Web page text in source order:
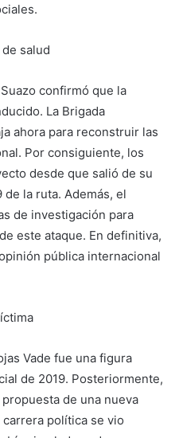
salud
confirmó que la
La Brigada
ahora para reconstruir las
Por consiguiente, los
desde que salió de su
la ruta. Además, el
de investigación para
este ataque. En definitiva,
pública internacional
Vade fue una figura
de 2019. Posteriormente,
de una nueva
política se vio